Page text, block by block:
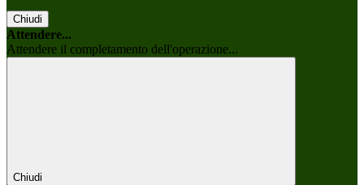
Chiudi
Attendere...
Attendere il completamento dell'operazione...
Chiudi